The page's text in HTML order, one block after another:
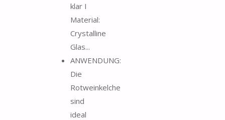
klar I
Material:
Crystalline
Glas...
ANWENDUNG:
Die
Rotweinkelche
sind
ideal